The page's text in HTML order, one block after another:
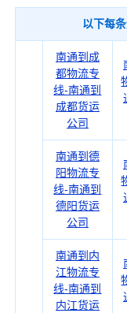
以下每
南通到成
都物流专
线-南通到
成都货运
公司
南通到德
阳物流专
线-南通到
德阳货运
公司
南通到内
江物流专
线-南通到
内江货运